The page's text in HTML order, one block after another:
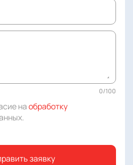
0/100
наобработку
.
заявку